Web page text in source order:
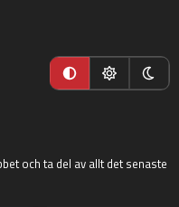
och ta del av allt det senaste